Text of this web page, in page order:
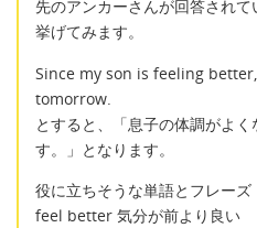
先のアンカーさんが回答され
挙げてみます。
Since my son is feeling
tomorrow.
とすると、「息子の体調がよ
す。」となります。
役に立ちそうな単語とフレーズ
feel better 気分が前より良い